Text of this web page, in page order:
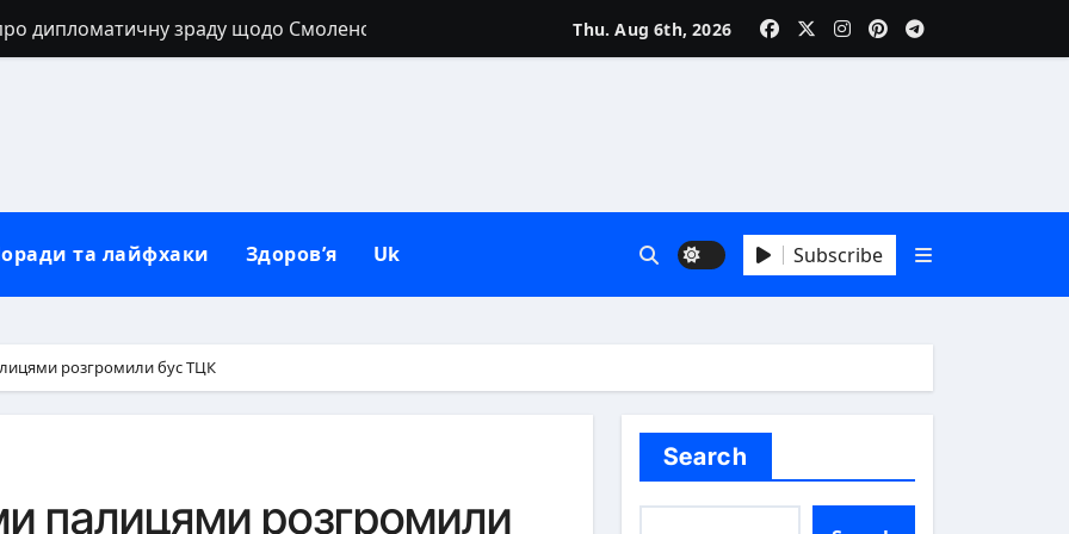
дипломатичну зраду щодо Смоленська
на главу німецького виробника дронів
біля українського літака в Лейпцигу
повний гід по сумісності культур
постачання перехоплювачів після удару РФ
стільки енергії, скільки має?
Thu. Aug 6th, 2026
та лайфхаки Здоров’я Uk Subscribe
розгромили бус ТЦК
палицями розгромили
Search